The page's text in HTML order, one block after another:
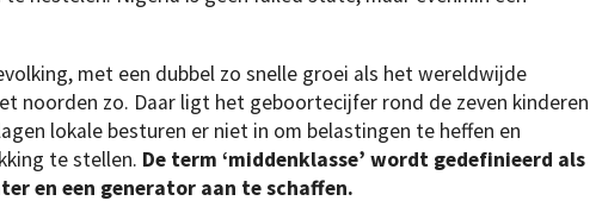
met een dubbel zo snelle groei als het wereldwijde
noorden zo. Daar ligt het geboortecijfer rond de zeven kinderen
lokale besturen er niet in om belastingen te heffen en
te stellen. De term ‘middenklasse’ wordt gedefinieerd als
en een generator aan te schaffen.